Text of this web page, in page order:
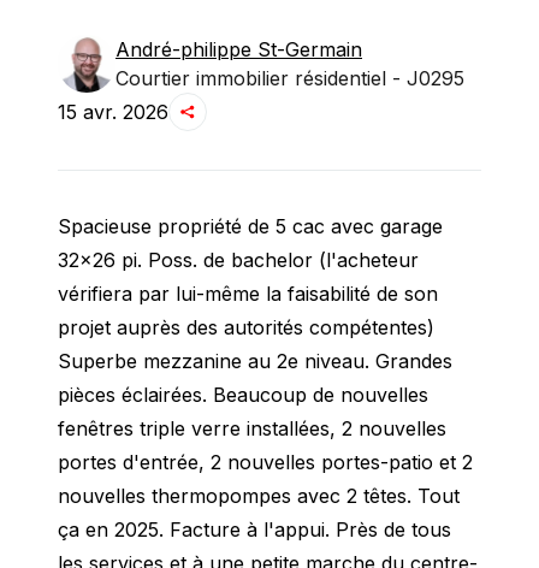
André-philippe St-Germain
Courtier immobilier résidentiel - J0295
15 avr. 2026
Spacieuse propriété de 5 cac avec garage
32x26 pi. Poss. de bachelor (l'acheteur
vérifiera par lui-même la faisabilité de son
projet auprès des autorités compétentes)
Superbe mezzanine au 2e niveau. Grandes
pièces éclairées. Beaucoup de nouvelles
fenêtres triple verre installées, 2 nouvelles
portes d'entrée, 2 nouvelles portes-patio et 2
nouvelles thermopompes avec 2 têtes. Tout
ça en 2025. Facture à l'appui. Près de tous
les services et à une petite marche du centre-